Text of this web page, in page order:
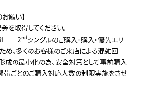
願い】
を取得してください。
2ndシングルのご購入・購入・優先エリ
め、多くのお客様のご来店による混雑回
成の最小化の為、安全対策として事前購入
帯ごとのご購入対応人数の制限実施をさせ